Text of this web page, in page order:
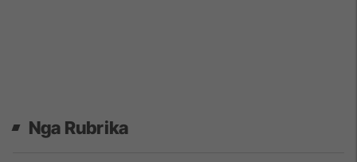
Nga Rubrika